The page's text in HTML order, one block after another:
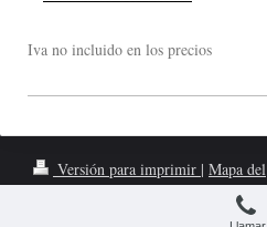
Iva no incluido en los precios
Versión para imprimir | Mapa del
sitio
www.cerrajerosbaratosenmadrid.com